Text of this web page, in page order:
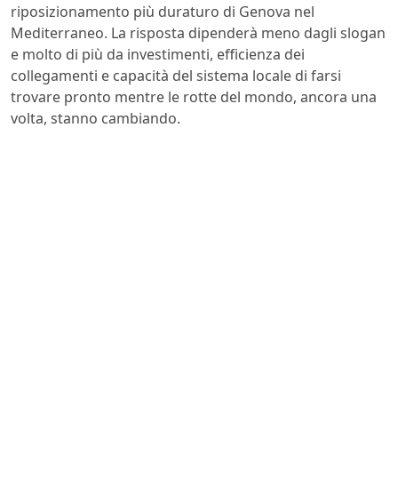
riposizionamento più duraturo di Genova nel
Mediterraneo. La risposta dipenderà meno dagli slogan
e molto di più da investimenti, efficienza dei
collegamenti e capacità del sistema locale di farsi
trovare pronto mentre le rotte del mondo, ancora una
volta, stanno cambiando.